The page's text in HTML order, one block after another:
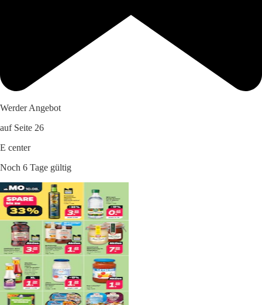
Werder Angebot
auf Seite 26
E center
Noch 6 Tage gültig